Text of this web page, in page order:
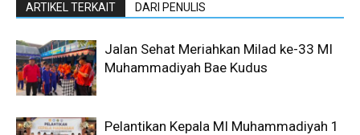
ARTIKEL TERKAIT DARI PENULIS
Jalan Sehat Meriahkan Milad ke-33 MI
Muhammadiyah Bae Kudus
Pelantikan Kepala MI Muhammadiyah 1